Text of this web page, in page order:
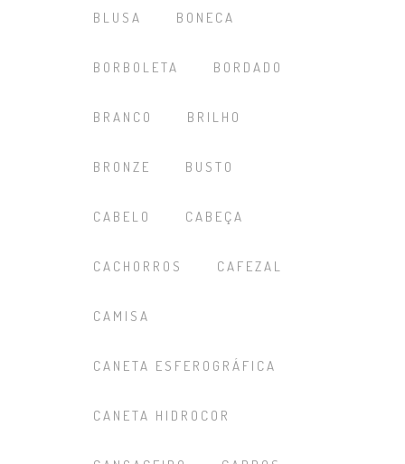
BLUSA BONECA
BORBOLETA BORDADO
BRANCO BRILHO
BRONZE BUSTO
CABELO CABEÇA
CACHORROS CAFEZAL
CAMISA
CANETA ESFEROGRÁFICA
CANETA HIDROCOR